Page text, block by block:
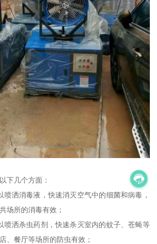
下几个方面：
喷洒消毒液，快速消灭空气中的细菌和病毒，
场所的消毒有效；
喷洒杀虫药剂，快速杀灭室内的蚊子、苍蝇等
、餐厅等场所的防虫有效；